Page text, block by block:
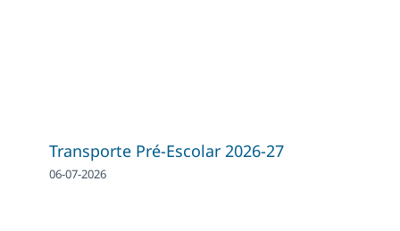
Transporte Pré-Escolar 2026-27
06-07-2026